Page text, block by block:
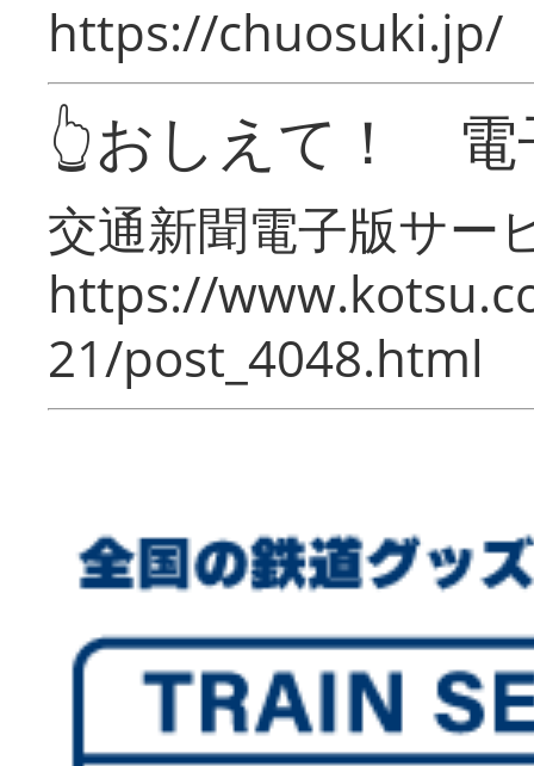
https://chuosuki.jp/
👆おしえて！ 電
交通新聞電子版サー
https://
21/post_4048.html